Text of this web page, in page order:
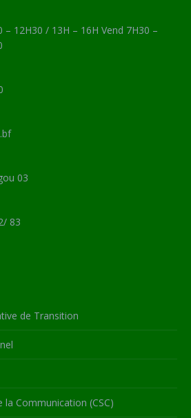
– 12H30 / 13H – 16H Vend 7H30 –
03
83
de Transition
la Communication (CSC)